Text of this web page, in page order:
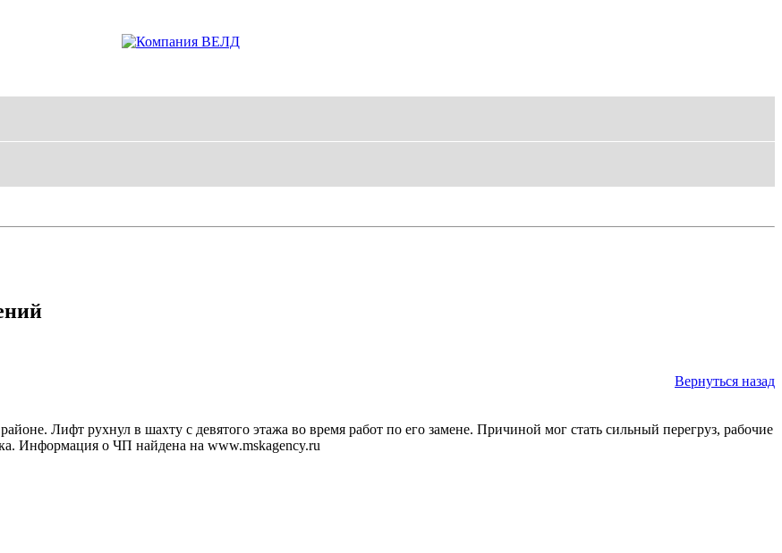
Вернуться назад
Лифт рухнул в шахту с девятого этажа во время работ по его замене. Причиной мог стать сильный перегруз, рабочие
Информация о ЧП найдена на www.mskagency.ru